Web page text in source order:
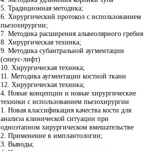
5. Традиционная методика;
6. Хирургический протокол с использованием
пьезохирургии;
7. Методика расширения альвеолярного гребня
8. Хирургическая техника;
9. Методика субантральной аугментации
(синус-лифт)
10. Хирургическая техника;
11. Методика аугментации костной ткани
12. Хирургическая техника;
4. Новые концепции и новые хирургические
техники с использованием пьезохирургии
1. Новая классификация качества кости для
анализа клинической ситуации при
одноэтапном хирургическом вмешательстве
2. Применение в имплантологии;
3. Выводы;